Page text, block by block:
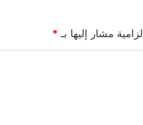
مشار إليها بـ *